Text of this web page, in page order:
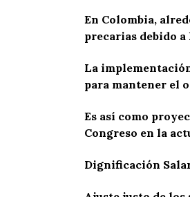
En Colombia,
precarias debido
La
para mantener el
Es así como
Congreso en la
Dignificación